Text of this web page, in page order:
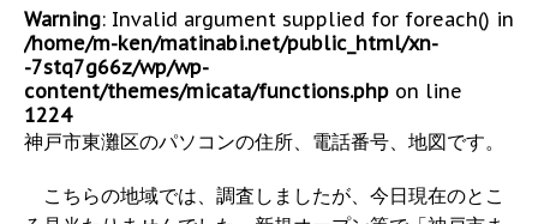
Warning: Invalid argument supplied for foreach() in
/home/m-ken/matinabi.net/public_html/xn-
-7stq7g66z/wp/wp-
content/themes/micata/functions.php on line
1224
神戸市東灘区のパソコンの住所、電話番号、地図です。
こちらの地域では、調査しましたが、今日現在のとこ